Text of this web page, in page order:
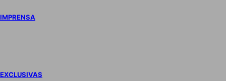
IMPRENSA
EXCLUSIVAS